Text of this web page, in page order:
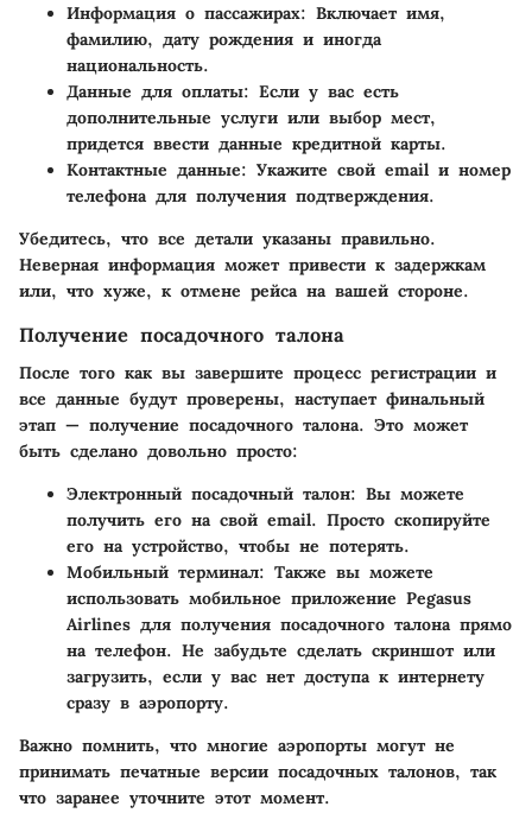
Информация о пассажирах: Включает имя,
фамилию, дату рождения и иногда
национальность.
Данные для оплаты: Если у вас есть
дополнительные услуги или выбор мест,
придется ввести данные кредитной карты.
Контактные данные: Укажите свой email и номер
телефона для получения подтверждения.
Убедитесь, что все детали указаны правильно.
Неверная информация может привести к задержкам
или, что хуже, к отмене рейса на вашей стороне.
Получение посадочного талона
После того как вы завершите процесс регистрации и
все данные будут проверены, наступает финальный
этап — получение посадочного талона. Это может
быть сделано довольно просто:
Электронный посадочный талон: Вы можете
получить его на свой email. Просто скопируйте
его на устройство, чтобы не потерять.
Мобильный терминал: Также вы можете
использовать мобильное приложение Pegasus
Airlines для получения посадочного талона прямо
на телефон. Не забудьте сделать скриншот или
загрузить, если у вас нет доступа к интернету
сразу в аэропорту.
Важно помнить, что многие аэропорты могут не
принимать печатные версии посадочных талонов, так
что заранее уточните этот момент.